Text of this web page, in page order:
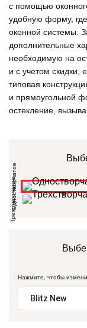
с помощью
удобную форму,
оконной системы.
дополнительные
необходимую на
и с учетом скидки,
типовая
и прямоугольной
остекление,
Одностворчатое
Трехстворчатое
Нажмите, чтобы